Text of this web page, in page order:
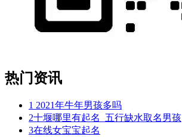
热门资讯
1 2021年牛年男孩多吗
2十堰哪里有起名_五行缺水取名男孩
3在线女宝宝起名